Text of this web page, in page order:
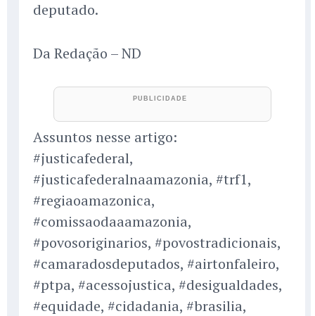
deputado.
Da Redação – ND
Assuntos nesse artigo:
#justicafederal,
#justicafederalnaamazonia, #trf1,
#regiaoamazonica,
#comissaodaaamazonia,
#povosoriginarios, #povostradicionais,
#camaradosdeputados, #airtonfaleiro,
#ptpa, #acessojustica, #desigualdades,
#equidade, #cidadania, #brasilia,